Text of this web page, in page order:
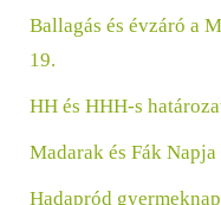
Ballagás és évzáró a
19.
HH és HHH-s
Madarak és Fák Napja
Hadapród